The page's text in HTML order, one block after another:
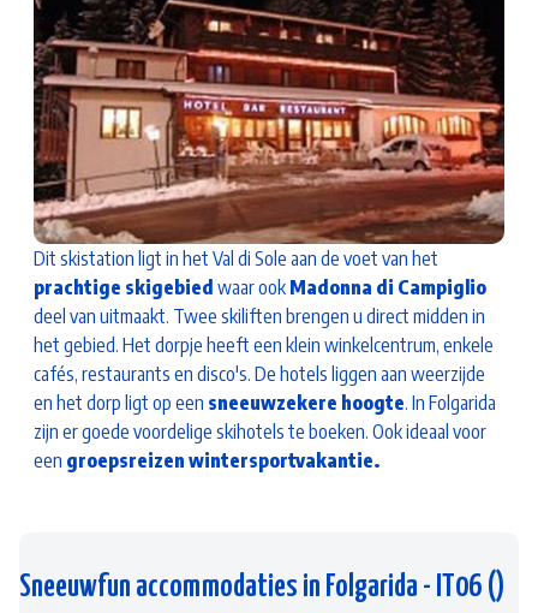
Dit skistation ligt in het Val di Sole aan de voet van het
prachtige skigebied waar ook Madonna di Campiglio
deel van uitmaakt. Twee skiliften brengen u direct midden in
het gebied. Het dorpje heeft een klein winkelcentrum, enkele
cafés, restaurants en disco's. De hotels liggen aan weerzijde
en het dorp ligt op een sneeuwzekere hoogte. In Folgarida
zijn er goede voordelige skihotels te boeken. Ook ideaal voor
een groepsreizen wintersportvakantie.
Sneeuwfun accommodaties in Folgarida - IT06 ()